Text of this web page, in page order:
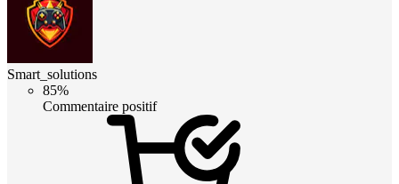
Smart_solutions
85%
Commentaire positif